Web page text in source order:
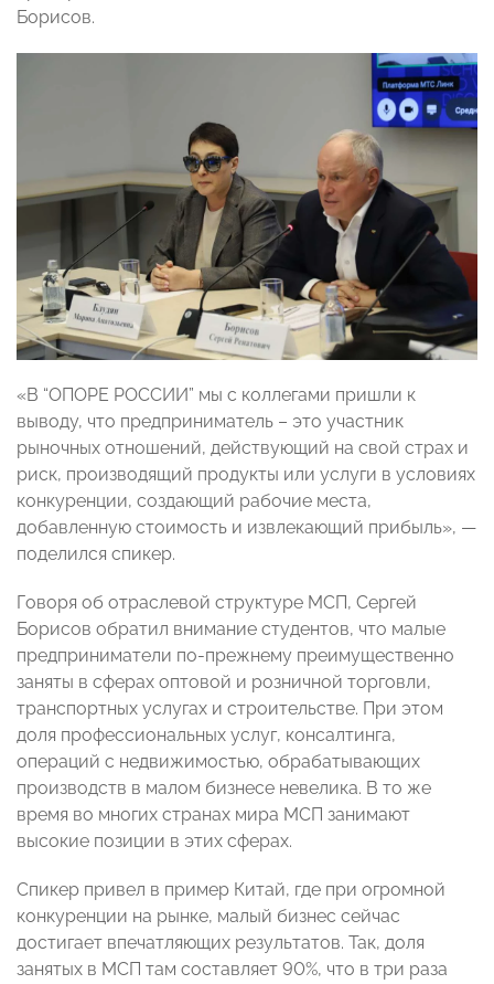
Борисов.
«В “ОПОРЕ РОССИИ” мы с коллегами пришли к
выводу, что предприниматель – это участник
рыночных отношений, действующий на свой страх и
риск, производящий продукты или услуги в условиях
конкуренции, создающий рабочие места,
добавленную стоимость и извлекающий прибыль», —
поделился спикер.
Говоря об отраслевой структуре МСП, Сергей
Борисов обратил внимание студентов, что малые
предприниматели по-прежнему преимущественно
заняты в сферах оптовой и розничной торговли,
транспортных услугах и строительстве. При этом
доля профессиональных услуг, консалтинга,
операций с недвижимостью, обрабатывающих
производств в малом бизнесе невелика. В то же
время во многих странах мира МСП занимают
высокие позиции в этих сферах.
Спикер привел в пример Китай, где при огромной
конкуренции на рынке, малый бизнес сейчас
достигает впечатляющих результатов. Так, доля
занятых в МСП там составляет 90%, что в три раза